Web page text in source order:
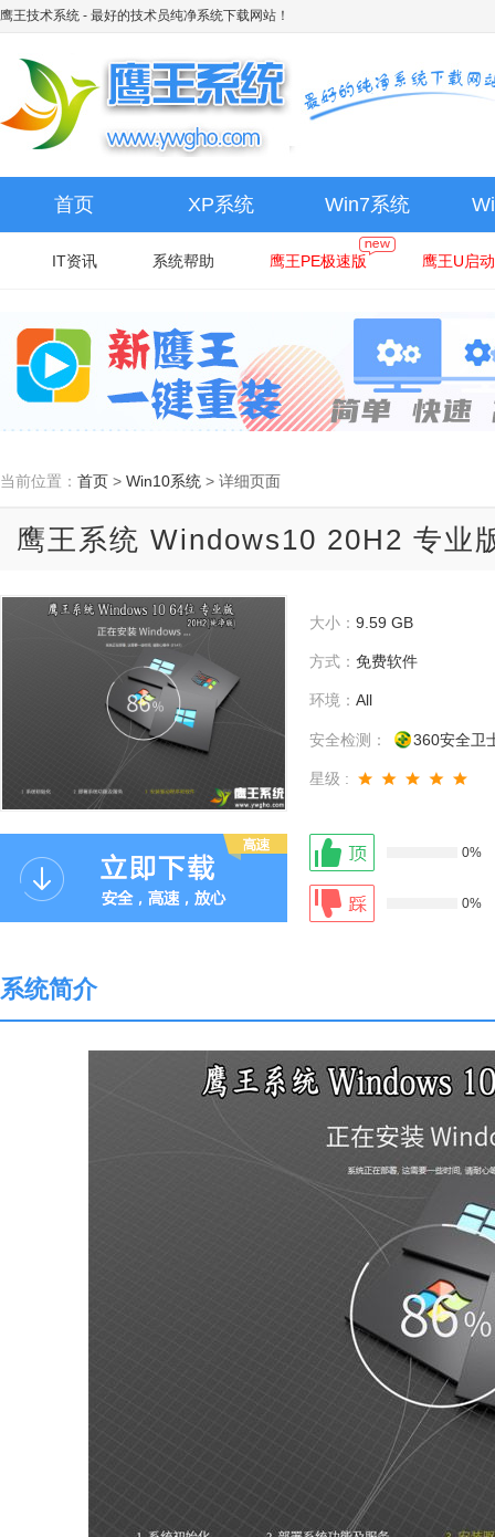
鹰王技术系统 - 最好的技术员纯净系统下载网站！
首页 XP系统 Win7系统
IT资讯 系统帮助 鹰王PE极速版 鹰王U启
当前位置： 首页 > Win10系统 > 详细页面
鹰王系统 Windows10 20H2 专业
大小： 9.59 GB
方式： 免费软件
环境： All
安全检测： 360安全卫
星级 :
0%
0%
系统简介